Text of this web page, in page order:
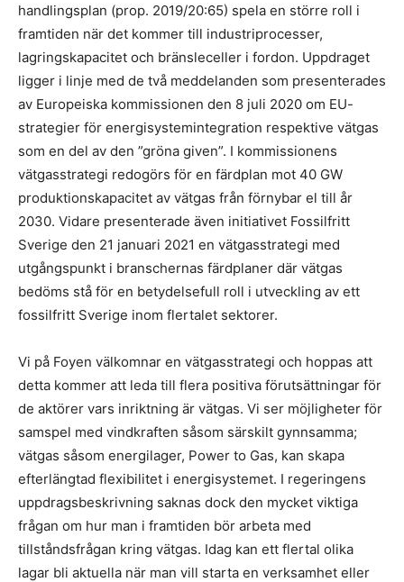
handlingsplan (prop. 2019/20:65) spela en större roll i
framtiden när det kommer till industriprocesser,
lagringskapacitet och bränsleceller i fordon. Uppdraget
ligger i linje med de två meddelanden som presenterades
av Europeiska kommissionen den 8 juli 2020 om EU-
strategier för energisystemintegration respektive vätgas
som en del av den ”gröna given”. I kommissionens
vätgasstrategi redogörs för en färdplan mot 40 GW
produktionskapacitet av vätgas från förnybar el till år
2030. Vidare presenterade även initiativet Fossilfritt
Sverige den 21 januari 2021 en vätgasstrategi med
utgångspunkt i branschernas färdplaner där vätgas
bedöms stå för en betydelsefull roll i utveckling av ett
fossilfritt Sverige inom flertalet sektorer.
Vi på Foyen välkomnar en vätgasstrategi och hoppas att
detta kommer att leda till flera positiva förutsättningar för
de aktörer vars inriktning är vätgas. Vi ser möjligheter för
samspel med vindkraften såsom särskilt gynnsamma;
vätgas såsom energilager, Power to Gas, kan skapa
efterlängtad flexibilitet i energisystemet. I regeringens
uppdragsbeskrivning saknas dock den mycket viktiga
frågan om hur man i framtiden bör arbeta med
tillståndsfrågan kring vätgas. Idag kan ett flertal olika
lagar bli aktuella när man vill starta en verksamhet eller